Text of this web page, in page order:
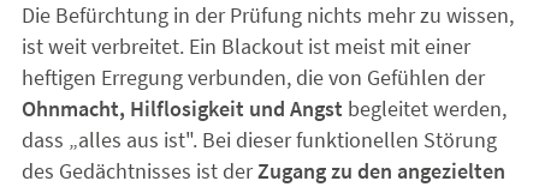
Die Befürchtung in der Prüfung nichts mehr zu wissen,
ist weit verbreitet. Ein Blackout ist meist mit einer
heftigen Erregung verbunden, die von Gefühlen der
Ohnmacht, Hilflosigkeit und Angst begleitet werden,
dass „alles aus ist". Bei dieser funktionellen Störung
des Gedächtnisses ist derZugang zu den angezielten